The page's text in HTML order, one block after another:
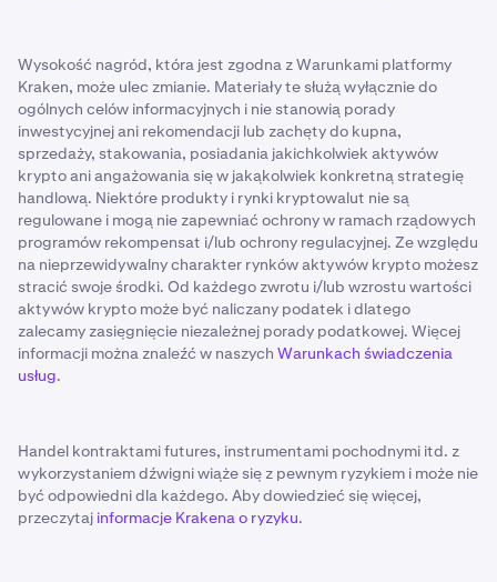
Wysokość nagród, która jest zgodna z Warunkami platformy
Kraken, może ulec zmianie. Materiały te służą wyłącznie do
ogólnych celów informacyjnych i nie stanowią porady
inwestycyjnej ani rekomendacji lub zachęty do kupna,
sprzedaży, stakowania, posiadania jakichkolwiek aktywów
krypto ani angażowania się w jakąkolwiek konkretną strategię
handlową. Niektóre produkty i rynki kryptowalut nie są
regulowane i mogą nie zapewniać ochrony w ramach rządowych
programów rekompensat i/lub ochrony regulacyjnej. Ze względu
na nieprzewidywalny charakter rynków aktywów krypto możesz
stracić swoje środki. Od każdego zwrotu i/lub wzrostu wartości
aktywów krypto może być naliczany podatek i dlatego
zalecamy zasięgnięcie niezależnej porady podatkowej. Więcej
informacji można znaleźć w naszych Warunkach świadczenia
usług.
Handel kontraktami futures, instrumentami pochodnymi itd. z
wykorzystaniem dźwigni wiąże się z pewnym ryzykiem i może nie
być odpowiedni dla każdego. Aby dowiedzieć się więcej,
przeczytaj informacje Krakena o ryzyku.